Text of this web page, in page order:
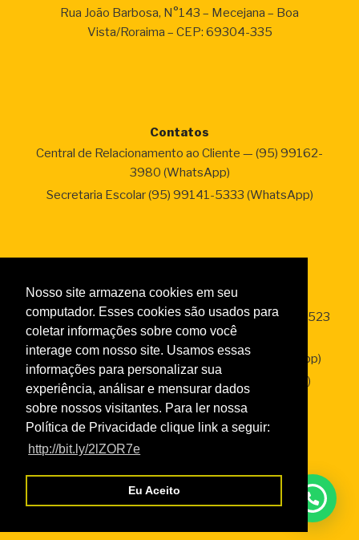
Nosso site armazena cookies em seu
computador. Esses cookies são usados para
coletar informações sobre como você
interage com nosso site. Usamos essas
informações para personalizar sua
experiência, análisar e mensurar dados
sobre nossos visitantes. Para ler nossa
Política de Privacidade clique link a seguir:
http://bit.ly/2lZOR7e
Eu Aceito
Rua João Barbosa, N°143 – Mecejana – Boa
Vista/Roraima – CEP: 69304-335
Contatos
Central de Relacionamento ao Cliente — (95) 99162-
3980 (WhatsApp)
Secretaria Escolar (95) 99141-5333 (WhatsApp)
.
Estância Ecológica Sesc Tepequém- (95) 99147- 2523
(WhatsApp)
SesClin – Sesc Saúde (95) 99138-2338 (WhatsApp)
Sesc Empresas – (95) 99136-2287 (WhatsApp)
Taxas de Serviços 2026